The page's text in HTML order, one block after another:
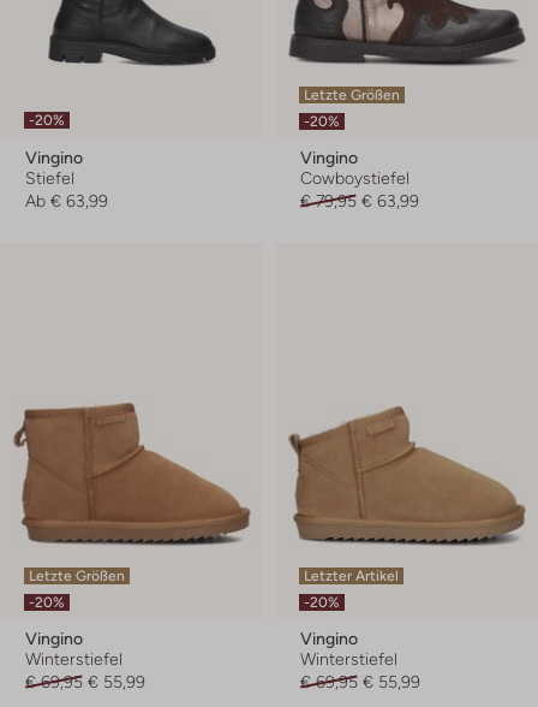
-20%
Vingino
Stiefel
Ab € 63,99
Letzte Größen
-20%
Vingino
Cowboystiefel
€ 79,95 € 63,99
Letzte Größen
-20%
Vingino
Winterstiefel
€ 69,95 € 55,99
Letzter Artikel
-20%
Vingino
Winterstiefel
€ 69,95 € 55,99